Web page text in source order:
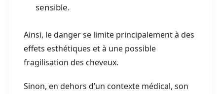
sensible.
Ainsi, le danger se limite principalement à des
effets esthétiques et à une possible
fragilisation des cheveux.
Sinon, en dehors d’un contexte médical, son